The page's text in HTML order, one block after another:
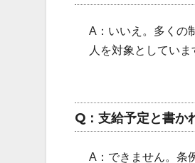
A：いいえ。多くの
人を対象としてい
Q：支給予定と書か
A：できません。条